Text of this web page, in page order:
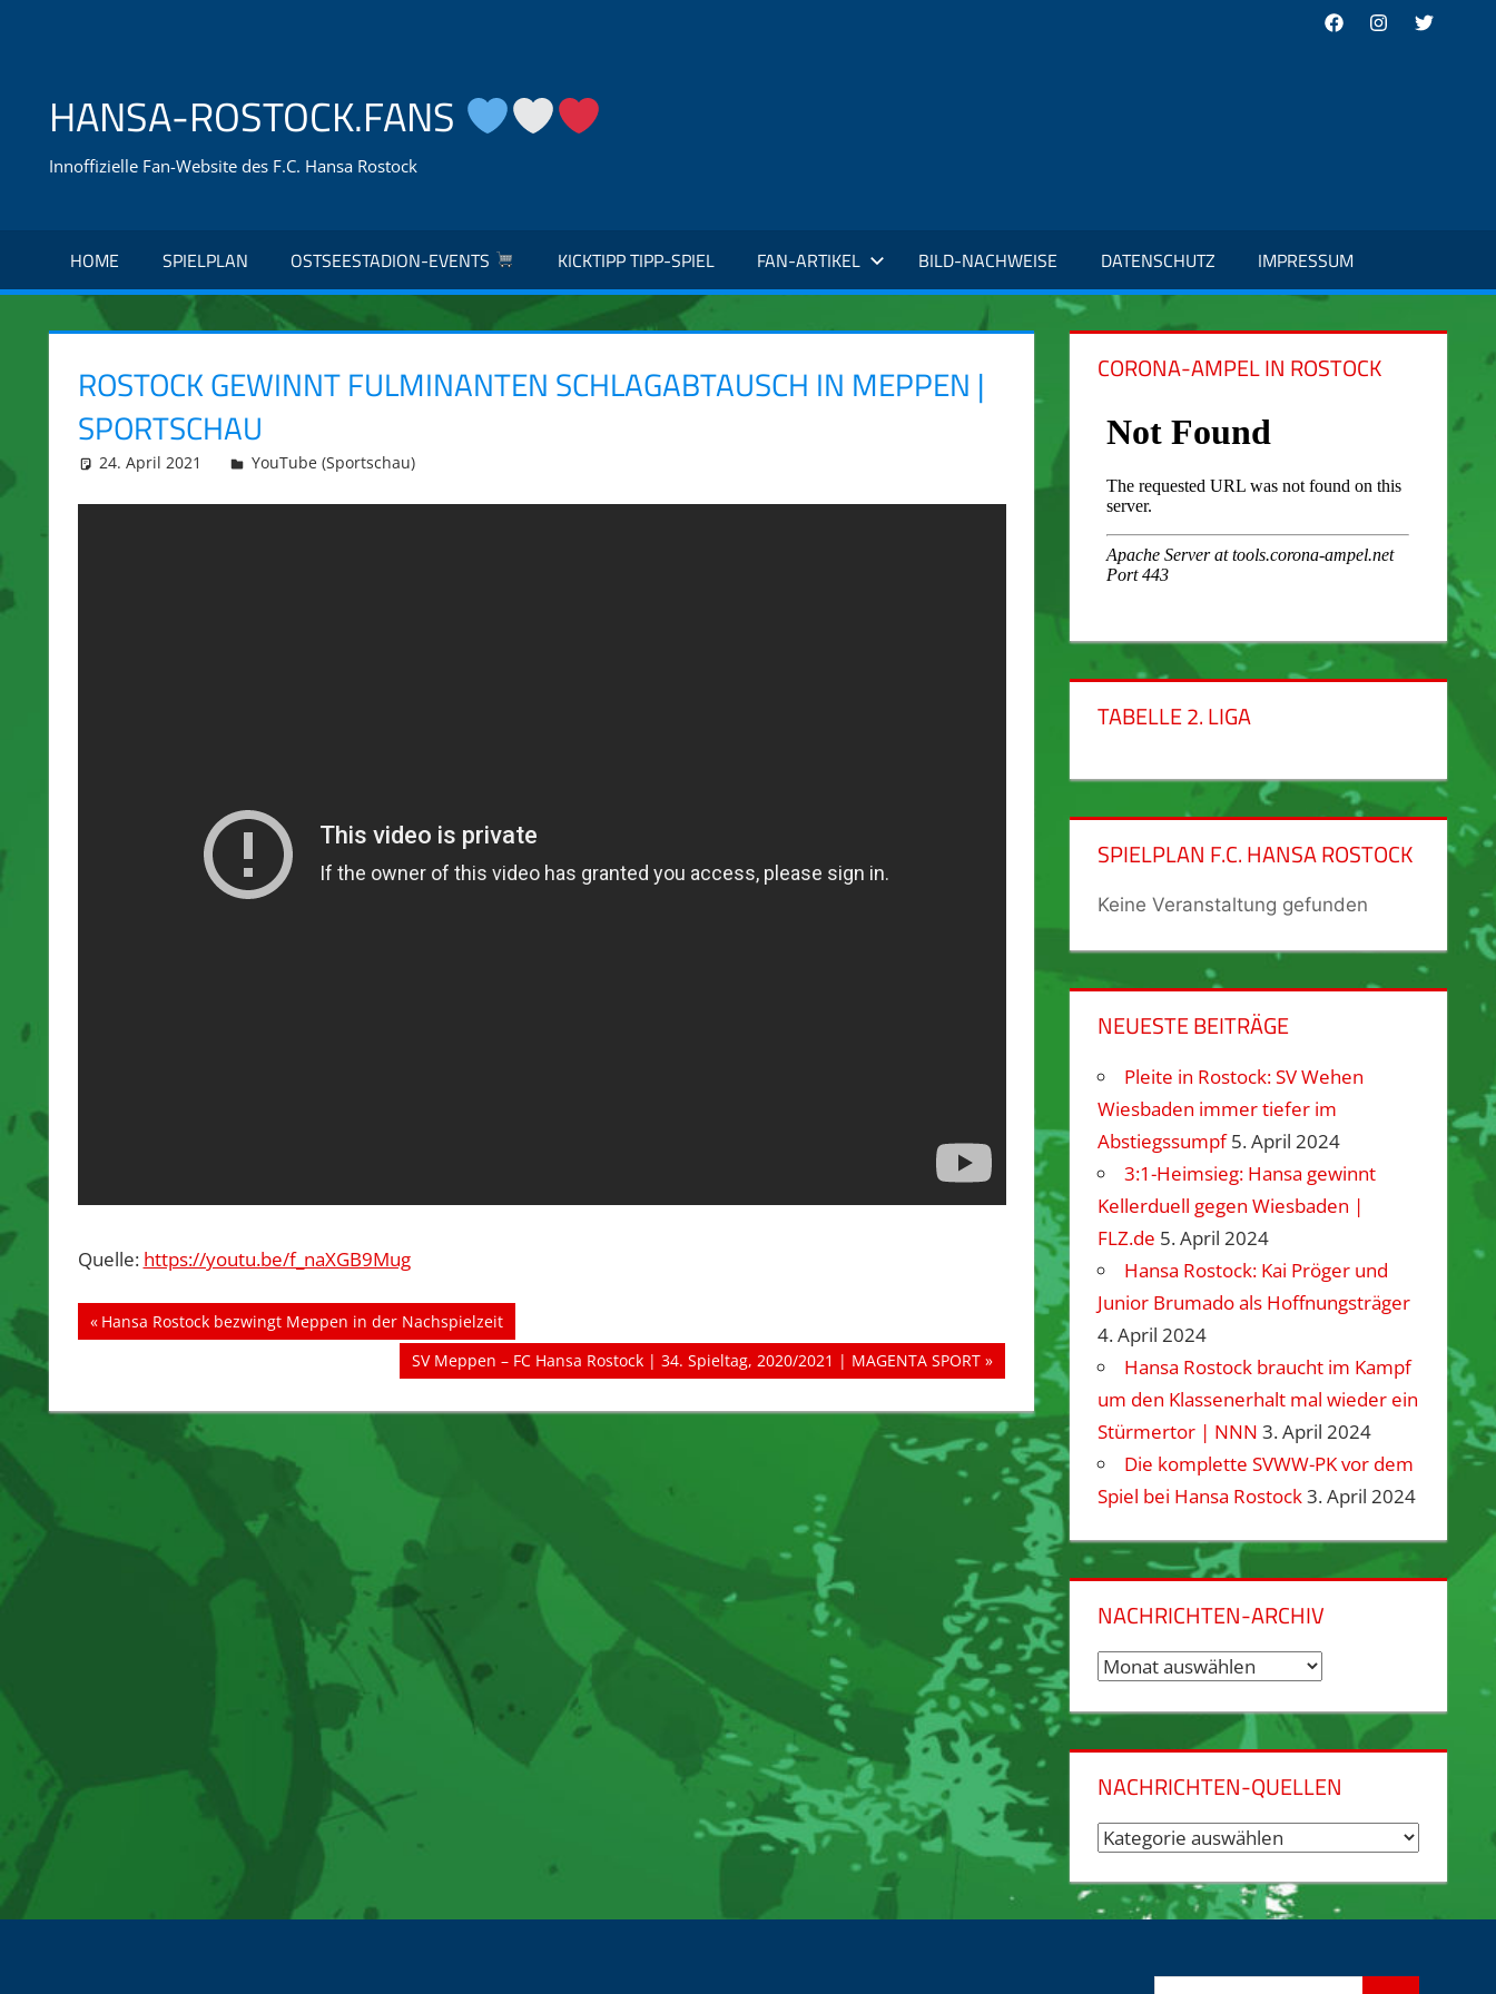
FacebookInstagram
Twitter
HANSA-ROSTOCK.FANS
Innoffizielle Fan-Website des F.C. Hansa Rostock
HOME SPIELPLAN OSTSEESTADION-EVENTS KICKTIPP TIPP-SPIEL FAN-ARTIKEL BILD-NACHWEISE DATENSCHUTZ IMPRESSUM
ROSTOCK GEWINNT FULMINANTEN SCHLAGABTAUSCH IN MEPPEN |
SPORTSCHAU
24. April 2021 integromat
YouTube (Sportschau)
Quelle: https://youtu.be/f_naXGB9Mug
Beitragsnavigation
Vorheriger
Beitrag:
Hansa Rostock bezwingt Meppen in der Nachspielzeit
Nächster
Beitrag:
SV Meppen – FC Hansa Rostock | 34. Spieltag, 2020/2021 | MAGENTA SPORT
CORONA-AMPEL IN ROSTOCK
TABELLE 2. LIGA
SPIELPLAN F.C. HANSA ROSTOCK
Keine Veranstaltung gefunden
NEUESTE BEITRÄGE
Pleite in Rostock: SV Wehen
Wiesbaden immer tiefer im
Abstiegssumpf 5. April 2024
3:1-Heimsieg: Hansa gewinnt
Kellerduell gegen Wiesbaden |
FLZ.de 5. April 2024
Hansa Rostock: Kai Pröger und
Junior Brumado als Hoffnungsträger
4. April 2024
Hansa Rostock braucht im Kampf
um den Klassenerhalt mal wieder ein
Stürmertor | NNN 3. April 2024
Die komplette SVWW-PK vor dem
Spiel bei Hansa Rostock3. April 2024
NACHRICHTEN-ARCHIV
Nachrichten-
NACHRICHTEN-QUELLEN
Nachrichten-